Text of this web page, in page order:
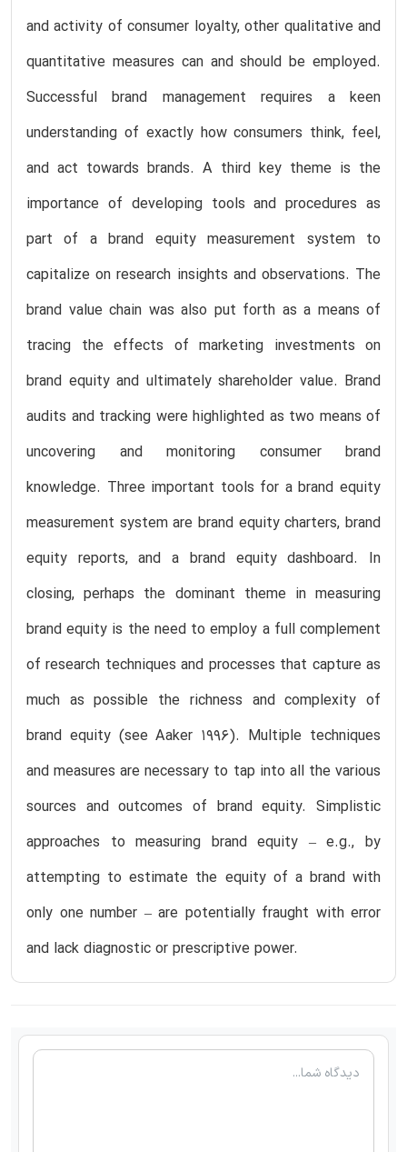
and activity of consumer loyalty, other qualitative and
quantitative measures can and should be employed.
Successful brand management requires a keen
understanding of exactly how consumers think, feel,
and act towards brands. A third key theme is the
importance of developing tools and procedures as
part of a brand equity measurement system to
capitalize on research insights and observations. The
brand value chain was also put forth as a means of
tracing the effects of marketing investments on
brand equity and ultimately shareholder value. Brand
audits and tracking were highlighted as two means of
uncovering and monitoring consumer brand
knowledge. Three important tools for a brand equity
measurement system are brand equity charters, brand
equity reports, and a brand equity dashboard. In
closing, perhaps the dominant theme in measuring
brand equity is the need to employ a full complement
of research techniques and processes that capture as
much as possible the richness and complexity of
brand equity (see Aaker 1996). Multiple techniques
and measures are necessary to tap into all the various
sources and outcomes of brand equity. Simplistic
approaches to measuring brand equity – e.g., by
attempting to estimate the equity of a brand with
only one number – are potentially fraught with error
and lack diagnostic or prescriptive power.